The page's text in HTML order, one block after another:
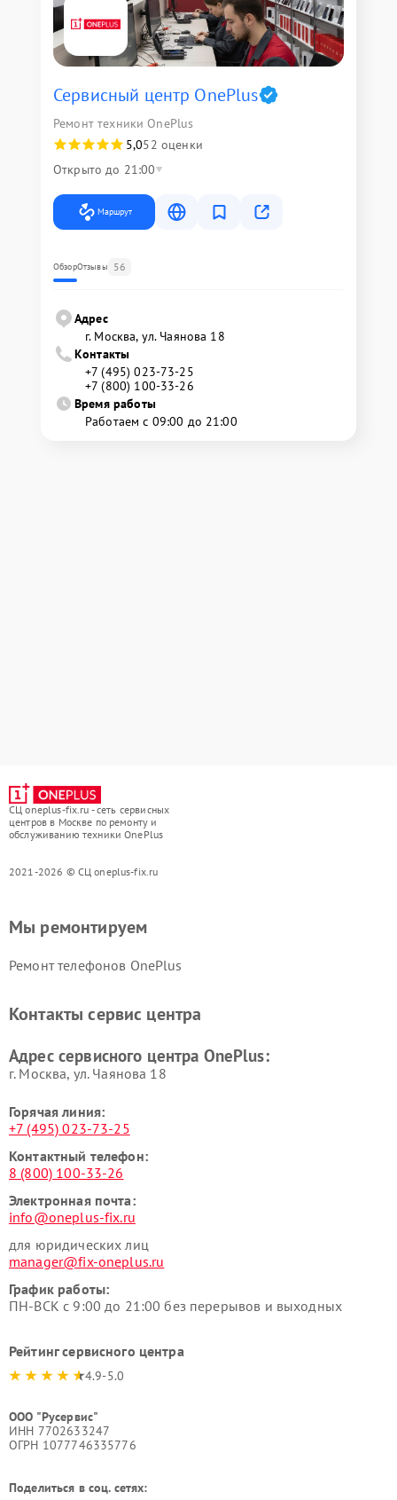
Сервисный центр OnePlus
Ремонт техники OnePlus
5,052 оценки
Открыто до 21:00
Маршрут
ОбзорОтзывы 56
Адрес
г. Москва, ул. Чаянова 18
Контакты
+7 (495) 023-73-25
+7 (800) 100-33-26
Время работы
Работаем с 09:00 до 21:00
СЦ oneplus-fix.ru - сеть сервисных
центров в Москве по ремонту и
обслуживанию техники OnePlus
2021-2026 © СЦ oneplus-fix.ru
Мы ремонтируем
Ремонт телефонов OnePlus
Контакты сервис центра
Адрес сервисного центра OnePlus:
г. Москва, ул. Чаянова 18
Горячая линия:
+7 (495) 023-73-25
Контактный телефон:
8 (800) 100-33-26
Электронная почта:
info@oneplus-fix.ru
для юридических лиц
manager@fix-oneplus.ru
График работы:
ПН-ВСК с 9:00 до 21:00 без перерывов и выходных
Рейтинг сервисного центра
4.9-5.0
ООО "Русервис"
ИНН 7702633247
ОГРН 1077746335776
Поделиться в соц. сетях: